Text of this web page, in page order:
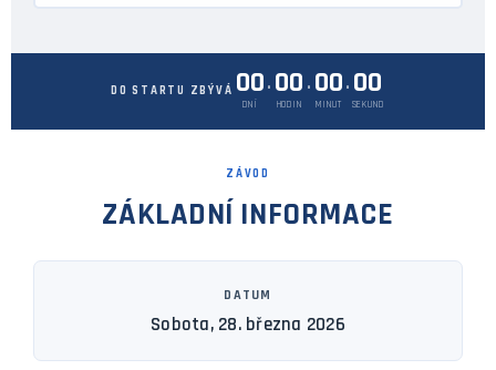
DO STARTU ZBÝVÁ 00
DNÍ
· 00
HODIN
· 00
MINUT
· 00
SEKUND
ZÁVOD
ZÁKLADNÍ INFORMACE
DATUM
Sobota, 28. března 2026